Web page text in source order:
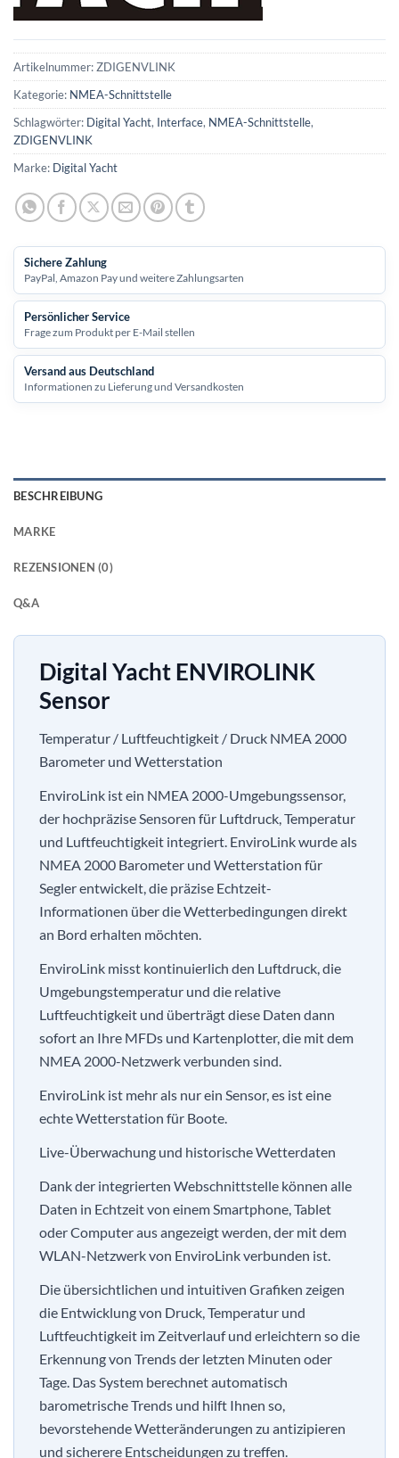
Artikelnummer:ZDIGENVLINK
Kategorie: NMEA-Schnittstelle
Schlagwörter: Digital Yacht, Interface, NMEA-Schnittstelle,
ZDIGENVLINK
Marke: Digital Yacht
Sichere Zahlung
PayPal, Amazon Pay und weitere Zahlungsarten
Persönlicher Service
Frage zum Produkt per E-Mail stellen
Versand aus Deutschland
Informationen zu Lieferung und Versandkosten
BESCHREIBUNG
MARKE
REZENSIONEN (0)
Q&A
Digital Yacht ENVIROLINK
Sensor
Temperatur / Luftfeuchtigkeit / Druck NMEA 2000
Barometer und Wetterstation
EnviroLink ist ein NMEA 2000-Umgebungssensor,
der hochpräzise Sensoren für Luftdruck, Temperatur
und Luftfeuchtigkeit integriert. EnviroLink wurde als
NMEA 2000 Barometer und Wetterstation für
Segler entwickelt, die präzise Echtzeit-
Informationen über die Wetterbedingungen direkt
an Bord erhalten möchten.
EnviroLink misst kontinuierlich den Luftdruck, die
Umgebungstemperatur und die relative
Luftfeuchtigkeit und überträgt diese Daten dann
sofort an Ihre MFDs und Kartenplotter, die mit dem
NMEA 2000-Netzwerk verbunden sind.
EnviroLink ist mehr als nur ein Sensor, es ist eine
echte Wetterstation für Boote.
Live-Überwachung und historische Wetterdaten
Dank der integrierten Webschnittstelle können alle
Daten in Echtzeit von einem Smartphone, Tablet
oder Computer aus angezeigt werden, der mit dem
WLAN-Netzwerk von EnviroLink verbunden ist.
Die übersichtlichen und intuitiven Grafiken zeigen
die Entwicklung von Druck, Temperatur und
Luftfeuchtigkeit im Zeitverlauf und erleichtern so die
Erkennung von Trends der letzten Minuten oder
Tage. Das System berechnet automatisch
barometrische Trends und hilft Ihnen so,
bevorstehende Wetteränderungen zu antizipieren
und sicherere Entscheidungen zu treffen.